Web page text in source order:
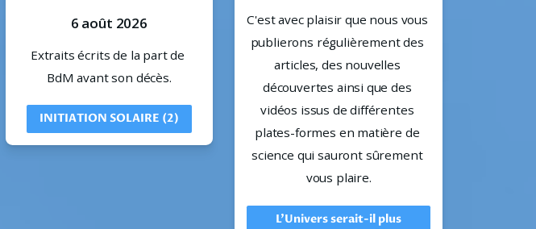
6 août 2026
Extraits écrits de la part de
BdM avant son décès.
INITIATION SOLAIRE (2)
C'est avec plaisir que nous vous
publierons régulièrement des
articles, des nouvelles
découvertes ainsi que des
vidéos issus de différentes
plates-formes en matière de
science qui sauront sûrement
vous plaire.
L’Univers serait-il plus